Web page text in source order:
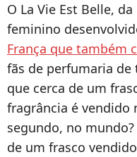
O La Vie Est Belle,
feminino
França que também
fãs de perfumaria de
que cerca de um
fragrância é vendido
segundo, no
de um frasco